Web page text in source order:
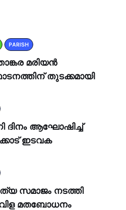
PARISH
മരിയൻ
തുടക്കമായി
ദിനം ആഘോഷിച്ച്
ഇടവക
സമാജം നടത്തി
മതബോധനം